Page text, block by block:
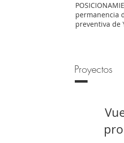
POSICIONAMIENTO
permanencia
preventiva de
Proyectos